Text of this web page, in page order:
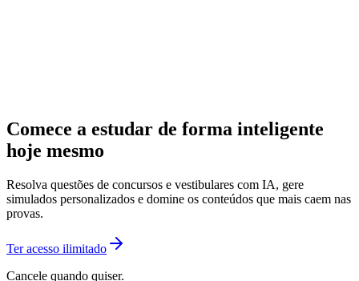
Comece a estudar de forma inteligente
hoje mesmo
Resolva questões de concursos e vestibulares com IA, gere
simulados personalizados e domine os conteúdos que mais caem nas
provas.
Ter acesso ilimitado
Cancele quando quiser.